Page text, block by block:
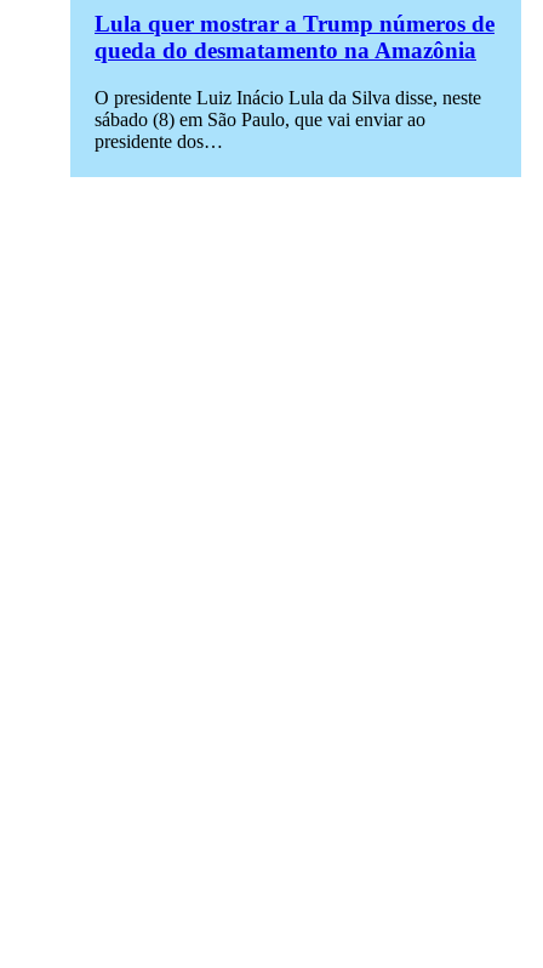
Lula quer mostrar a Trump números de
queda do desmatamento na Amazônia
O presidente Luiz Inácio Lula da Silva disse, neste
sábado (8) em São Paulo, que vai enviar ao
presidente dos…